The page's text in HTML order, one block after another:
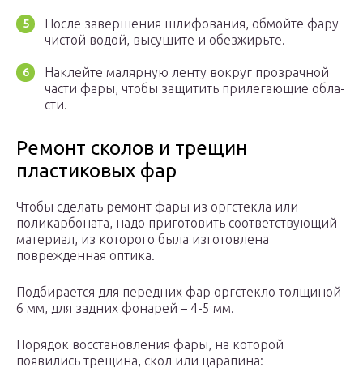
После завер­ше­ния шли­фо­ва­ния, обмой­те фару
чистой водой, высу­ши­те и обез­жирь­те.
Наклей­те маляр­ную лен­ту вокруг про­зрач­ной
части фары, что­бы защи­тить при­ле­га­ю­щие обла­
сти.
Ремонт сколов и трещин
пластиковых фар
Чтобы сделать ремонт фары из оргстекла или
поликарбоната, надо приготовить соответствующий
материал, из которого была изготовлена
поврежденная оптика.
Подбирается для передних фар оргстекло толщиной
6 мм, для задних фонарей – 4-5 мм.
Порядок восстановления фары, на которой
появились трещина, скол или царапина: